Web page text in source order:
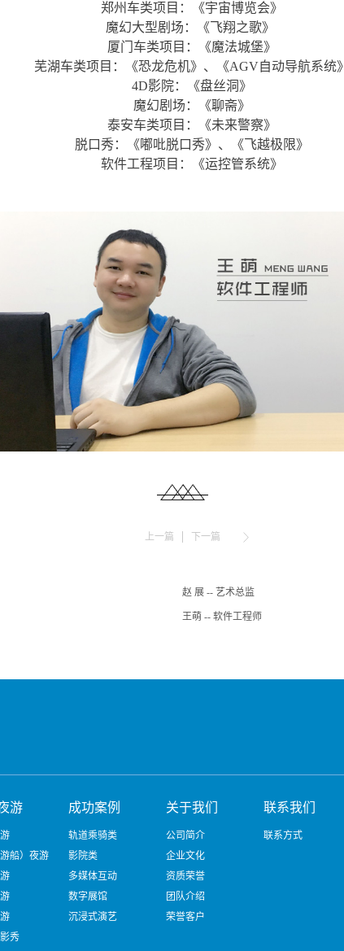
郑州车类项目：《宇宙博览会》
魔幻大型剧场：《飞翔之歌》
厦门车类项目：《魔法城堡》
芜湖车类项目：《恐龙危机》、《AGV自动导航系统》
4D影院：《盘丝洞》
魔幻剧场：《聊斋》
泰安车类项目：《未来警察》
脱口秀：《嘟吡脱口秀》、《飞越极限》
软件工程项目：《运控管系统》
上一篇 下一篇
赵 展 -- 艺术总监
王萌 -- 软件工程师
游
船）夜游
秀
成功案例
轨道乘骑类
影院类
多媒体互动
数字展馆
沉浸式演艺
关于我们
公司简介
企业文化
资质荣誉
团队介绍
荣誉客户
联系我们
联系方式